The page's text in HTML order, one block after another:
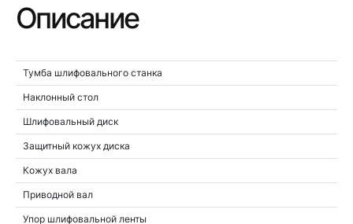
Описание
Тумба шлифовального станка
Наклонный стол
Шлифовальный диск
Защитный кожух диска
Кожух вала
Приводной вал
Упор шлифовальной ленты